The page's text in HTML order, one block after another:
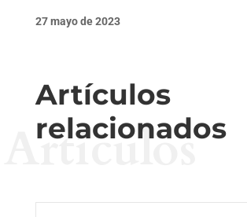
27 mayo de 2023
Artículos
relacionados
Artículos